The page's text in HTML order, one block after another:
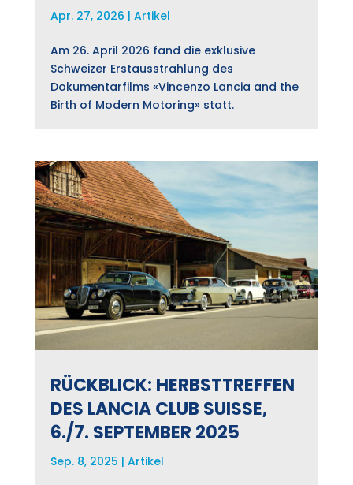
Apr. 27, 2026 | Artikel
Am 26. April 2026 fand die exklusive
Schweizer Erstausstrahlung des
Dokumentarfilms «Vincenzo Lancia and the
Birth of Modern Motoring» statt.
RÜCKBLICK: HERBSTTREFFEN
DES LANCIA CLUB SUISSE,
6./7. SEPTEMBER 2025
Sep. 8, 2025 | Artikel